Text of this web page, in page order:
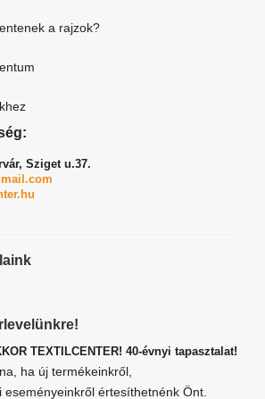
a rajzok?
Sziget u.37.
TEXTILCENTER! 40-évnyi tapasztalat!
ha új termékeinkről,
eseményeinkről értesíthetnénk Önt.